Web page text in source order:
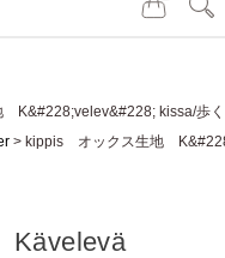
K&#228;velev&#228; kissa/歩
kippis オックス生地